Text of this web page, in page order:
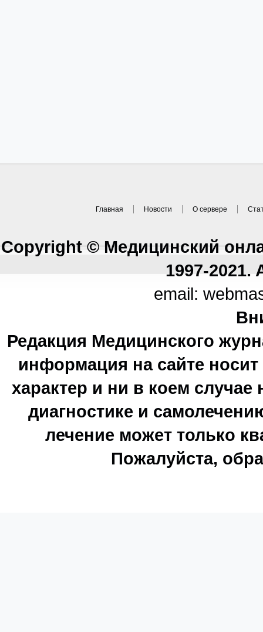
Главная Новости О сервере
Copyright © Медицинский
1997-2021.
email:
Редакция Медицинского
информация на сайте
характер и ни в коем
диагностике и
лечение может только
Пожалуйста,